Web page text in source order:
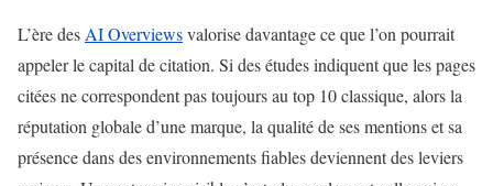
L’ère desAI Overviewsvalorise davantage ce que l’on pourrait
appeler le capital de citation. Si des études indiquent que les pages
citées ne correspondent pas toujours au top 10 classique, alors la
réputation globale d’une marque, la qualité de ses mentions et sa
présence dans des environnements fiables deviennent des leviers